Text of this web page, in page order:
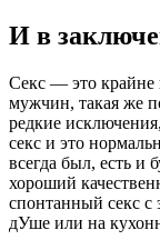
И в
Секс — это крайне
мужчин, такая же
редкие
секс и это
всегда был, есть и
хороший
спонтанный секс
дУше или на